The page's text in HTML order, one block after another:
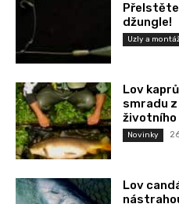
džungle!
Uzly a
Lov
smradu
životního
Novinky
Lov